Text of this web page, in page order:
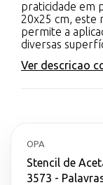
praticidade em
20x25 cm, este
permite a
diversas
Ver descricao
OPA
Stencil de
3573 -